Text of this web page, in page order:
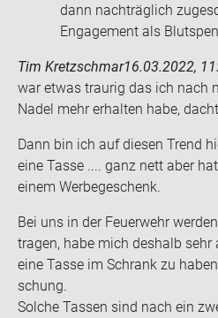
dann nachträglich
Engagement als
Tim Kretzschmar16.03.2022,
war etwas trau­rig das ich nach
Nadel mehr er­hal­ten habe,
Dann bin ich auf die­sen Trend
eine Tasse .... ganz nett aber
einem Wer­be­ge­schenk.
Bei uns in der Feu­er­wehr
tra­gen, habe mich des­halb
eine Tasse im Schrank zu
schung.
Sol­che Tas­sen sind nach ein